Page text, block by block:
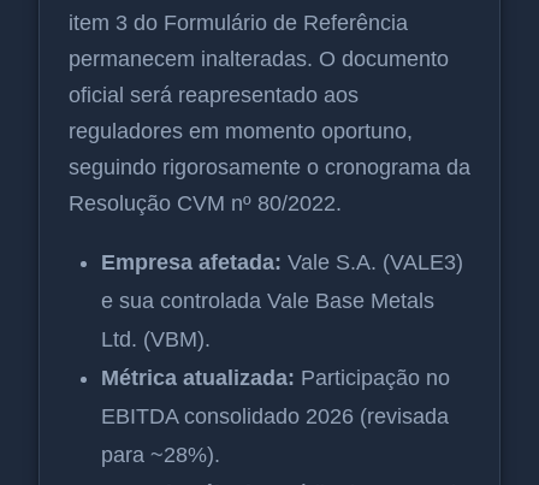
item 3 do Formulário de Referência
permanecem inalteradas. O documento
oficial será reapresentado aos
reguladores em momento oportuno,
seguindo rigorosamente o cronograma da
Resolução CVM nº 80/2022.
Empresa afetada: Vale S.A. (VALE3)
e sua controlada Vale Base Metals
Ltd. (VBM).
Métrica atualizada: Participação no
EBITDA consolidado 2026 (revisada
para ~28%).